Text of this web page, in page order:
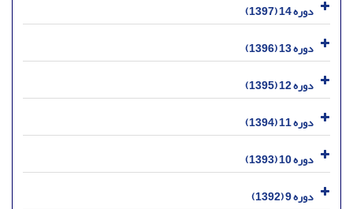
دوره 14 (1397)
دوره 13 (1396)
دوره 12 (1395)
دوره 11 (1394)
دوره 10 (1393)
دوره 9 (1392)